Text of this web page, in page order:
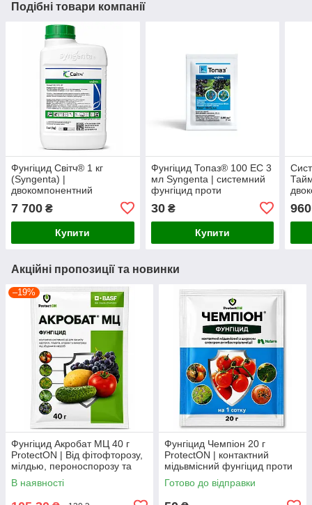
Подібні товари компанії
Фунгіцид Світч® 1 кг
(Syngenta) |
двокомпонентний
фунгіцид проти гнилей та
комплексу грибкових
7 700 ₴
Купити
Фунгіцид Топаз® 100 EC 3
мл Syngenta | системний
фунгіцид проти
борошнистої роси, оїдіуму
та плодових гнилей
30₴
Купити
960
Акційні пропозиції та новинки
–19%
Фунгіцид Акробат МЦ 40 г
ProtectON | Від фітофторозу,
мілдью, пероноспорозу та
альтернаріозу
В наявності
Фунгіцид Чемпіон 20 г
ProtectON | контактний
мідьвмісний фунгіцид проти
фітофторозу, мілдью, парші
та бактеріозів
Готово до відправки